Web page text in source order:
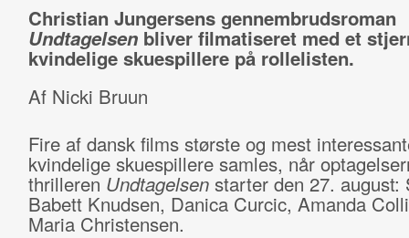
Christian Jungersens gennembrudsroman
Undtagelsen bliver filmatiseret med et
kvindelige skuespillere på rollelisten.
Af Nicki Bruun
Fire af dansk films største og mest
kvindelige skuespillere samles, når
thrilleren Undtagelsen starter den 27. august:
Babett Knudsen, Danica Curcic, Amanda
Maria Christensen.